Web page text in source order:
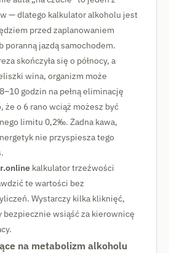
— dlatego kalkulator alkoholu jest
przed zaplanowaniem
poranną jazdą samochodem.
skończyła się o północy, a
wina, organizm może
godzin na pełną eliminację
że o 6 rano wciąż możesz być
limitu 0,2‰. Żadna kawa,
nie przyspiesza tego
kalkulator trzeźwości
te wartości bez
Wystarczy kilka kliknięć,
wsiąść za kierownicę
na metabolizm alkoholu